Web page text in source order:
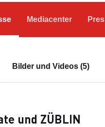
Mediacenter
Bilder und Videos (5)
und ZÜBLIN